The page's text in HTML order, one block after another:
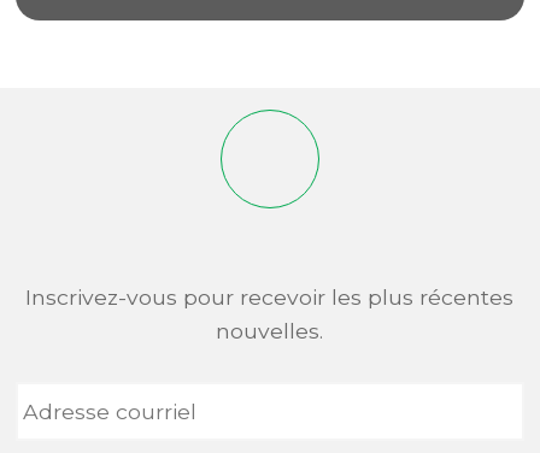
Inscrivez-vous pour recevoir les plus récentes
nouvelles.